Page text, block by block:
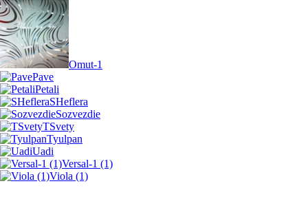
Omut-1
Pave
Petali
SHeflera
Sozvezdie
TSvety
Tyulpan
Uadi
Versal-1 (1)
Viola (1)